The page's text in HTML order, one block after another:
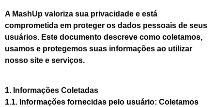
A MashUp valoriza sua privacidade e está
comprometida em proteger os dados pessoais de seus
usuários. Este documento descreve como coletamos,
usamos e protegemos suas informações ao utilizar
nosso site e serviços.
1. Informações Coletadas
1.1. Informações fornecidas pelo usuário: Coletamos